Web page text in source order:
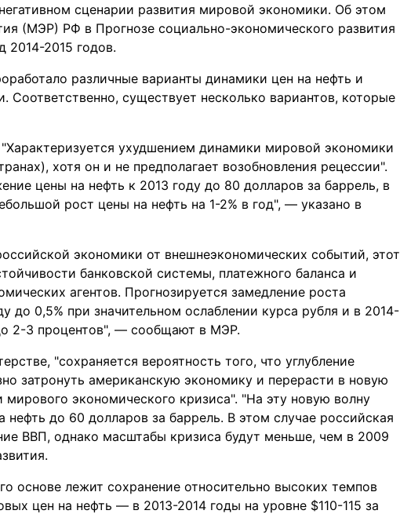
сценарии развития мировой экономики. Об этом
(МЭР) РФ в Прогнозе социально-экономического развития
2014-2015 годов.
различные варианты динамики цен на нефть и
существует несколько вариантов, которые
ухудшением динамики мировой экономики
хотя он и не предполагает возобновления рецессии".
цены на нефть к 2013 году до 80 долларов за баррель, в
рост цены на нефть на 1-2% в год", — указано в
экономики от внешнеэкономических событий, этот
банковской системы, платежного баланса и
агентов. Прогнозируется замедление роста
до 0,5% при значительном ослаблении курса рубля и в 2014-
2-3 процентов", — сообщают в МЭР.
"сохраняется вероятность того, что углубление
затронуть американскую экономику и перерасти в новую
мирового экономического кризиса". "На эту новую волну
до 60 долларов за баррель. В этом случае российская
ВВП, однако масштабы кризиса будут меньше, чем в 2009
основе лежит сохранение относительно высоких темпов
цен на нефть — в 2013-2014 годы на уровне $110-115 за